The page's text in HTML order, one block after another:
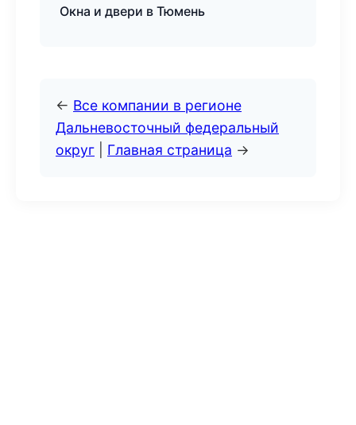
Окна и двери в Тюмень
← Все компании в регионе
Дальневосточный федеральный
округ
Главная страница →